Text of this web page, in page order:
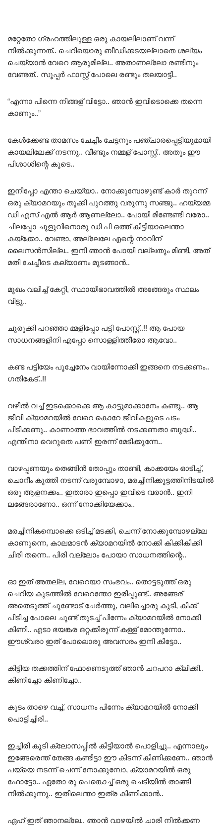
മറ്റേതോ ഗ്രഹത്തിലുള്ള ഒരു കായലിലാണ് വന്ന്
നിൽക്കുന്നത്.. ചെറിയൊരു ബീഡിക്കടയല്ലാതെ ശല്യം
ചെയ്യാൻ വേറെ ആരുമില്ല.. അതാണല്ലോ രണ്ടിനും
വേണ്ടത്.. സൂപ്പർ ഫാസ്റ്റ് പോലെ രണ്ടും തലയാട്ടി..
“എന്നാ പിന്നെ നിങ്ങള് വിട്ടോ.. ഞാൻ ഇവിടൊക്കെ തന്നെ
കാണും..”
കേൾക്കേണ്ട താമസം ചേച്ചീം ചേട്ടനും പഞ്ചാരപ്പെട്ടിയുമായി
കായലിലേക്ക് നടന്നു.. വീണ്ടും നമ്മള് പോസ്റ്റ്.. അതും ഈ
പിശാശിന്റെ കൂടെ..
ഇനീപ്പോ എന്താ ചെയ്യാ.. നോക്കുമ്പോഴുണ്ട് കാർ തുറന്ന്
ഒരു ക്യാമറയും തൂക്കി പുറത്തു വരുന്നു സഞ്ജു.. ഹയ്യമ്മ
ഡി എസ് എൽ ആർ ആണല്ലോ.. പോയി മിണ്ടേണ്ടി വരോ..
ചിലപ്പോ ചുളുവിനൊരു ഡി പി ഒത്ത് കിട്ടിയാലെന്താ
കയ്‌ക്കോ.. വേണ്ടാ, അല്ലേലേ എന്റെ നാവിന്
ലൈസൻസില്ല.. ഇനി ഞാൻ പോയി വല്ലതും മിണ്ടി, അത്
മതി ചേച്ചീടെ കല്യാണം മുടങ്ങാൻ..
മുഖം വലിച്ച് കേറ്റി, സ്ഥായീഭാവത്തിൽ അങ്ങേരും സ്ഥലം
വിട്ടു..
ചുരുക്കി പറഞ്ഞാ മ്മളിപ്പോ പട്ടി പോസ്റ്റ്..!! ആ പോയ
സാധനങ്ങളിനി എപ്പോ സൊള്ളിത്തീരോ ആവോ..
കണ്ട പട്ടിയേം പൂച്ചേനേം വായിന്നോക്കി ഇങ്ങനെ നടക്കണം..
ഗതികേട്..!!
വഴീൽ വച്ച് ഇടക്കൊക്കെ ആ കാട്ടുമാക്കാനേം കണ്ടു.. ആ
ജീവി ക്യാമറയിൽ വേറെ കൊറേ ജീവികളുടെ പടം
പിടിക്കണു.. കാണാത്ത ഭാവത്തിൽ നടക്കണതാ ബുദ്ധി..
എന്തിനാ വെറുതെ പണി ഇരന്ന് മേടിക്കുന്നേ..
വാഴപ്പണയും തെങ്ങിൻ തോപ്പും താണ്ടി, കാക്കയേം ഓടിച്ച്,
ചൊറീം കുത്തി നടന്ന് വരുമ്പോഴാ, മരച്ചീനിക്കൂട്ടത്തിനിടയിൽ
ഒരു ആളനക്കം.. ഇതാരാ ഇപ്പൊ ഇവിടെ വരാൻ.. ഇനി
ലങ്ങേരാണോ.. ഒന്ന് നോക്കിയേക്കാം..
മരച്ചീനികമ്പൊക്കെ ഒടിച്ച് മടക്കി, ചെന്ന് നോക്കുമ്പോഴല്ലേ
കാണുന്നെ, കാലമാടൻ ക്യാമറയിൽ നോക്കി കിക്കികിക്കി
ചിരി തന്നെ.. പിരി വല്ലോം പോയാ സാധനത്തിന്റെ..
ഓ ഇത് അതല്ല, വേറെയാ സംഭവം.. തൊട്ടടുത്ത് ഒരു
ചെറിയ കുടത്തിൽ വേറെന്തോ ഇരിപ്പുണ്ട്.. അങ്ങേര്
അതെടുത്ത് ചുണ്ടോട് ചേർത്തു, വലിച്ചൊരു കുടി, കിക്ക്
പിടിച്ച പോലെ ചുണ്ട് തുടച്ച് പിന്നേം ക്യാമറയിൽ നോക്കി
കിണി.. എടാ ഭയങ്കര ഒറ്റക്കിരുന്ന് കള്ള് മോന്തുന്നോ..
ഈശ്വരാ ഇത് പോലൊരു അവസരം ഇനി കിട്ടോ..
കിട്ടിയ തക്കത്തിന് ഫോണെടുത്ത് ഞാൻ ചറപറാ ക്ലിക്കി..
കിണിച്ചോ കിണിച്ചോ..
കുടം താഴെ വച്ച്, സാധനം പിന്നേം ക്യാമറയിൽ നോക്കി
പൊട്ടിച്ചിരി..
ഇച്ചിരി കൂടി ക്ലോസപ്പിൽ കിട്ടിയാൽ പൊളിച്ചു.. എന്നാലും
ഇങ്ങേരെന്ത് തേങ്ങ കണ്ടിട്ടാ ഈ കിടന്ന് കിണിക്കണേ.. ഞാൻ
പയ്യെ നടന്ന് ചെന്ന് നോക്കുമ്പോ, ക്യാമറയിൽ ഒരു
ഫോട്ടോ.. ഏതോ രു പെങ്കൊച്ച് ഒരു ചെടിയിൽ താങ്ങി
നിൽക്കുന്നു.. ഇതിലെന്താ ഇത്ര കിണിക്കാൻ..
ഏഹ് ഇത് ഞാനല്ലേ.. ഞാൻ വാഴയിൽ ചാരി നിൽക്കണ